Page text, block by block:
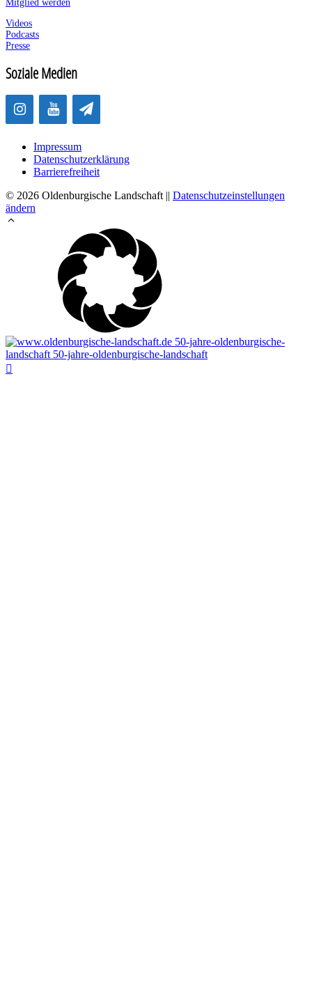
Mitglied werden
Videos
Podcasts
Presse
Soziale Medien
Impressum
Datenschutzerklärung
Barrierefreiheit
© 2026 Oldenburgische Landschaft || Datenschutzeinstellungen
ändern